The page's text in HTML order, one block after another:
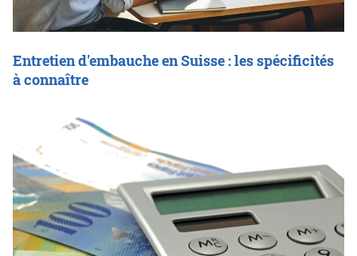
Entretien d'embauche en Suisse : les spécificités
à connaître